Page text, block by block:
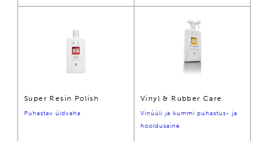
Super Resin Polish
Puhastav üldvaha
Vinyl & Rubber Care
Vinüüli ja kummi puhastus- ja
hooldusaine